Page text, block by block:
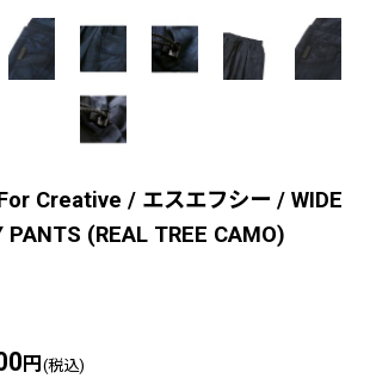
Creative / エスエフシー / WIDE
PANTS (REAL TREE CAMO)
円 (税込)